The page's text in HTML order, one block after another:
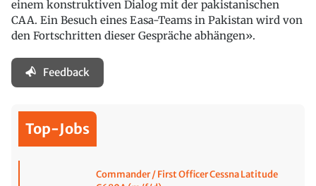
einem konstruktiven Dialog mit der pakistanischen
CAA. Ein Besuch eines Easa-Teams in Pakistan wird von
den Fortschritten dieser Gespräche abhängen».
Feedback
Top-Jobs
Commander / First Officer Cessna Latitude